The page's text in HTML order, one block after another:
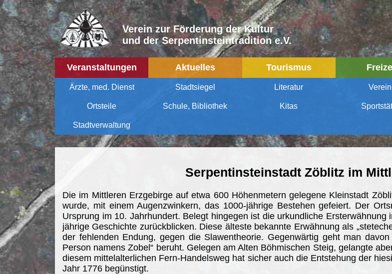
Verein zur Förderung der Kultur
und der Serpentinsteintradition e.V.
Veranstaltungen Aktuelles Tourismus
Ärzte, med. Dienst Stadtsiegel Literatur
Ortsteile Schule, Bibliothek Kitas
Stadtverwaltung
Serpentinsteinstadt Zöblitz im
Die im Mittleren Erzgebirge auf etwa 600 Höhenmetern gelegene Kleinstadt
wurde, mit einem Augenzwinkern, das 1000-jährige Bestehen gefeiert. Der
Ursprung im 10. Jahrhundert. Belegt hingegen ist die urkundliche
jährige Geschichte zurückblicken. Diese älteste bekannte Erwähnung als
der fehlenden Endung, gegen die Slawentheorie. Gegenwärtig geht man
Person namens Zobel“ beruht. Gelegen am Alten Böhmischen Steig, gelangte
diesem mittelalterlichen Fern-Handelsweg hat sicher auch die Entstehung der
Jahr 1776 begünstigt.